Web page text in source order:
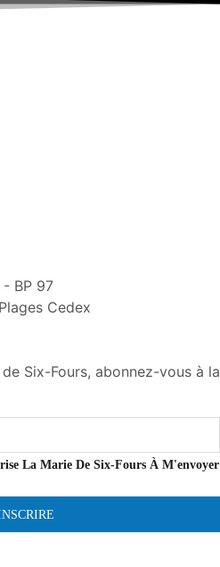
- BP 97
Cedex
Six-Fours, abonnez-vous à la
La Marie De Six-Fours À M'envoyer